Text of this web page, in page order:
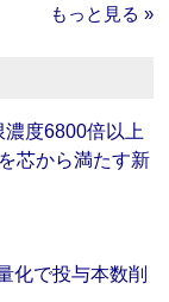
もっと見る »
濃度6800倍以上
芯から満たす新
化で投与本数削